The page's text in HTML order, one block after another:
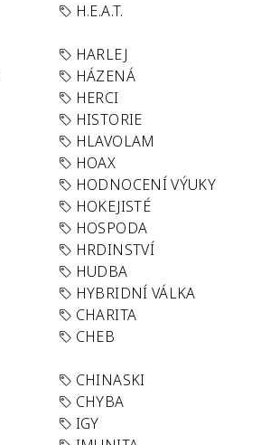
H.E.A.T.
HARLEJ
HÁZENÁ
HERCI
HISTORIE
HLAVOLAM
HOAX
HODNOCENÍ VÝUKY
HOKEJISTÉ
HOSPODA
HRDINSTVÍ
HUDBA
HYBRIDNÍ VÁLKA
CHARITA
CHEB
CHINASKI
CHYBA
IGY